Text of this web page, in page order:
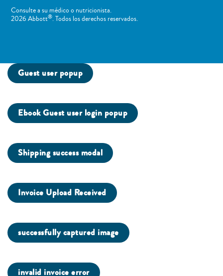
Consulte a su médico o nutricionista.
2026 Abbott®. Todos los derechos reservados.
Guest user popup
Ebook Guest user login popup
Shipping success modal
Invoice Upload Received
successfully captured image
invalid invoice error